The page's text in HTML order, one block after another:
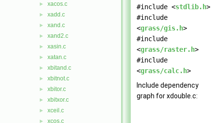
► xacos.c
► xadd.c
► xand.c
► xand2.c
► xasin.c
► xatan.c
► xbitand.c
► xbitnot.c
► xbitor.c
► xbitxor.c
► xceil.c
► xcos.c
#include <stdlib.h>
#include
<grass/gis.h>
#include
<grass/raster.h>
#include
<grass/calc.h>
Include dependency
graph for xdouble.c: